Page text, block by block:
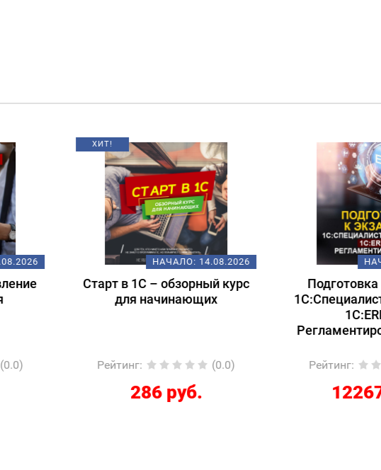
ХИТ!
НАЧАЛО: 14.08.2026
Старт в 1С – обзорный курс
для начинающих
Рейтинг (0.0)
НАЧАЛО:18.08.2026
Подготовка к экзамену
1С:Специалист-консультант
Регламентированный учет
Рейтинг (0.0)
12267 руб.